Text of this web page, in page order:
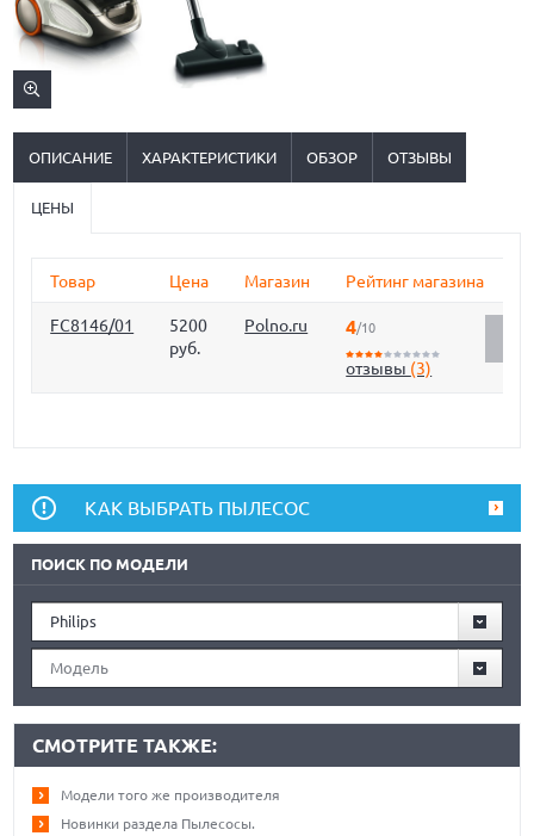
ОПИСАНИЕ ХАРАКТЕРИСТИКИ ОБЗОР ОТЗЫВЫ
ЦЕНЫ
Товар Цена Магазин Рейтинг магазина
FC8146/01
5200
руб.
Polno.ru 4/10
отзывы (3)
КАК ВЫБРАТЬ ПЫЛЕСОС
ПОИСК ПО МОДЕЛИ
Philips
Модель
СМОТРИТЕ ТАКЖЕ:
Модели того же производителя
Новинки раздела Пылесосы.